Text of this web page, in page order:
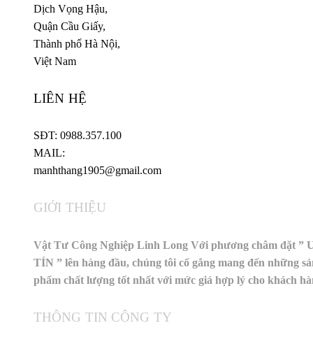
Dịch Vọng Hậu,
Quận Cầu Giấy,
Thành phố Hà Nội,
Việt Nam
LIÊN HỆ
SĐT: 0988.357.100
MAIL:
manhthang1905@gmail.com
GIỚI THIỆU
Vật Tư Công Nghiệp Linh Long Với phương châm đặt ”
TÍN ” lên hàng đầu, chúng tôi cố gắng mang đến những
phẩm chất lượng tốt nhất với mức giá hợp lý cho khách
THÔNG TIN CÔNG TY